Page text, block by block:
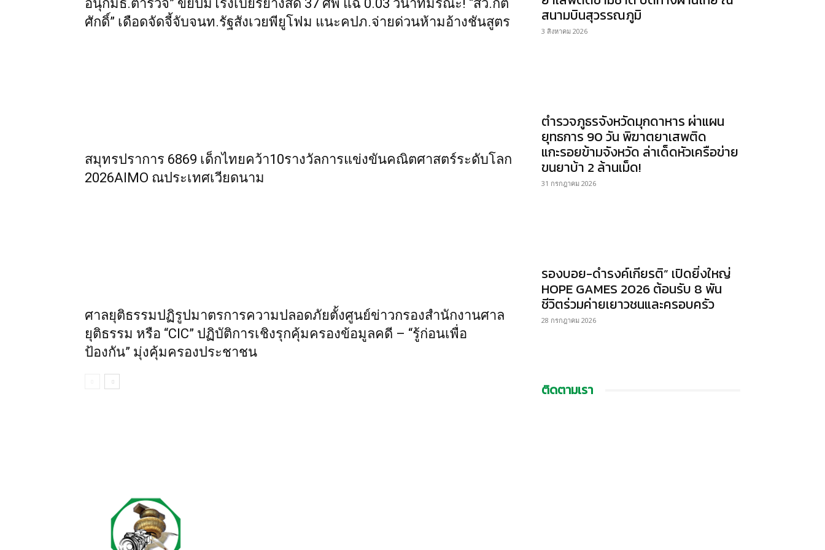
อนุกมธ.ตำรวจ” ขยี้ปมโรงเบียร์ย่างสด 37 ศพ แฉ 0.03 วินาทีมรณะ! “สว.กิติ
ศักดิ์” เดือดจัดจี้จับจนท.รัฐสังเวยพียูโฟม แนะคปภ.จ่ายด่วนห้ามอ้างชันสูตร
สมุทรปราการ 6869 เด็กไทยคว้า10รางวัลการแข่งขันคณิตศาสตร์ระดับโลก
2026AIMO ณประเทศเวียดนาม
ศาลยุติธรรมปฏิรูปมาตรการความปลอดภัยตั้งศูนย์ข่าวกรองสำนักงานศาล
ยุติธรรม หรือ “CIC” ปฏิบัติการเชิงรุกคุ้มครองข้อมูลคดี – “รู้ก่อนเพื่อ
ป้องกัน” มุ่งคุ้มครองประชาชน
สนามบินสุวรรณภูมิ
3 สิงหาคม 2026
ตำรวจภูธรจังหวัดมุกดาหาร ผ่าแผน
ยุทธการ 90 วัน พิฆาตยาเสพติด
แกะรอยข้ามจังหวัด ล่าเด็ดหัวเครือข่าย
ขนยาบ้า 2 ล้านเม็ด!
31 กรกฎาคม 2026
รองบอย-ดำรงค์เกียรติ” เปิดยิ่งใหญ่
HOPE GAMES 2026 ต้อนรับ 8 พัน
ชีวิตร่วมค่ายเยาวชนและครอบครัว
28 กรกฎาคม 2026
ติดตามเรา